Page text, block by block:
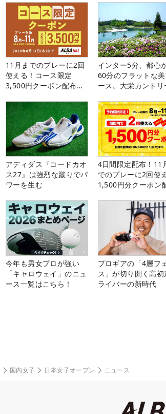
11月までのプレーに2回
使える！コース限定
3,500円クーポン配布
インター5分、都心
60分のフラットな
ース。大栄カントリ
アディダス『コードカオ
ス27』は強烈な蹴りでパ
ワーを生む
4日間限定配布！11
でのプレーに2回使
1,500円分クーポン
今年も男女プロが強い
「キャロウェイ」のニュ
ース一覧はこちら！
プロギアの「4層フ
ス」が切り開く高初
ライバーの新時代
国内女子 日本女子オープン ニュース